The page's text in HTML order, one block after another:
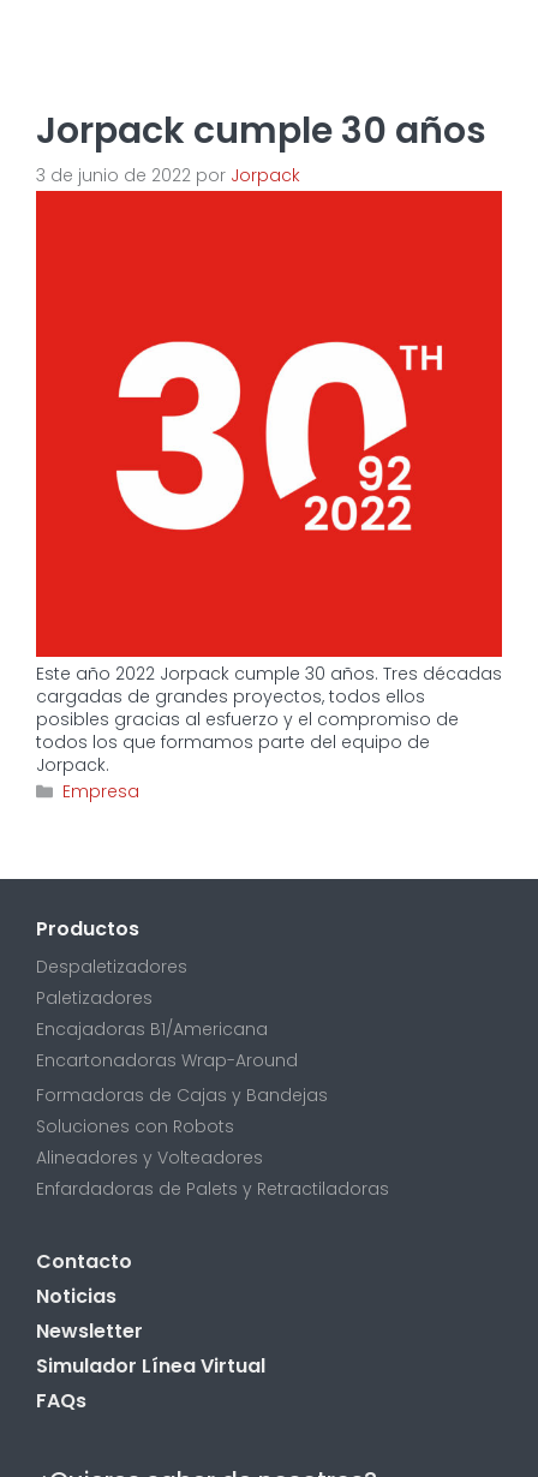
Jorpack cumple 30 años
3 de junio de 2022 por Jorpack
Este año 2022 Jorpack cumple 30 años. Tres décadas
cargadas de grandes proyectos, todos ellos
posibles gracias al esfuerzo y el compromiso de
todos los que formamos parte del equipo de
Jorpack.
Categorías
Empresa
Productos
Despaletizadores
Paletizadores
Encajadoras B1/Americana
Encartonadoras Wrap-Around
Formadoras de Cajas y Bandejas
Soluciones con Robots
Alineadores y Volteadores
Enfardadoras de Palets y Retractiladoras
Contacto
Noticias
Newsletter
Simulador Línea Virtual
FAQs